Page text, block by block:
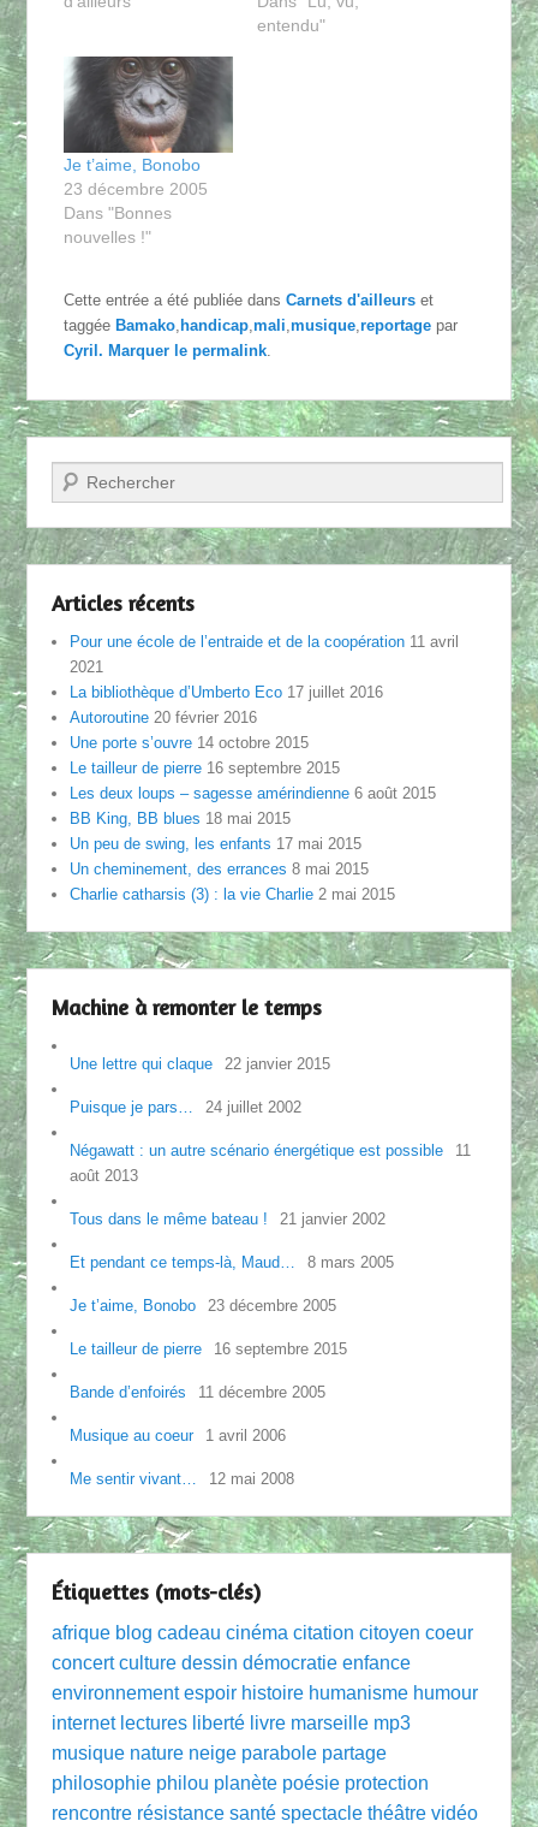
entendu"
Je t’aime, Bonobo
23 décembre 2005
Dans "Bonnes
nouvelles !"
Cette entrée a été publiée dansCarnets d'ailleurs et
taggée Bamako, handicap,mali,musique,reportage par
Cyril. Marquer lepermalink.
Recherche
Articles récents
Pour une école de l’entraide et de la coopération 11 avril
2021
La bibliothèque d’Umberto Eco 17 juillet 2016
Autoroutine 20 février 2016
Une porte s’ouvre 14 octobre 2015
Le tailleur de pierre 16 septembre 2015
Les deux loups – sagesse amérindienne 6 août 2015
BB King, BB blues 18 mai 2015
Un peu de swing, les enfants 17 mai 2015
Un cheminement, des errances 8 mai 2015
Charlie catharsis (3) : la vie Charlie 2 mai 2015
Machine à remonter le temps
Une lettre qui claque 22 janvier 2015
Puisque je pars… 24 juillet 2002
Négawatt : un autre scénario énergétique est possible
11
août 2013
Tous dans le même bateau ! 21 janvier 2002
Et pendant ce temps-là, Maud… 8 mars 2005
Je t’aime, Bonobo 23 décembre 2005
Le tailleur de pierre 16 septembre 2015
Bande d’enfoirés 11 décembre 2005
Musique au coeur 1 avril 2006
Me sentir vivant… 12 mai 2008
Étiquettes (mots-clés)
afrique blog cadeau cinéma citation citoyen coeur
concert culture dessin démocratie enfance
environnement espoir histoire humanisme humour
internet lectures liberté livre marseille mp3
musique nature neige parabole partage
philosophie philou planète poésie protection
rencontre résistance santé spectacle théâtre vidéo